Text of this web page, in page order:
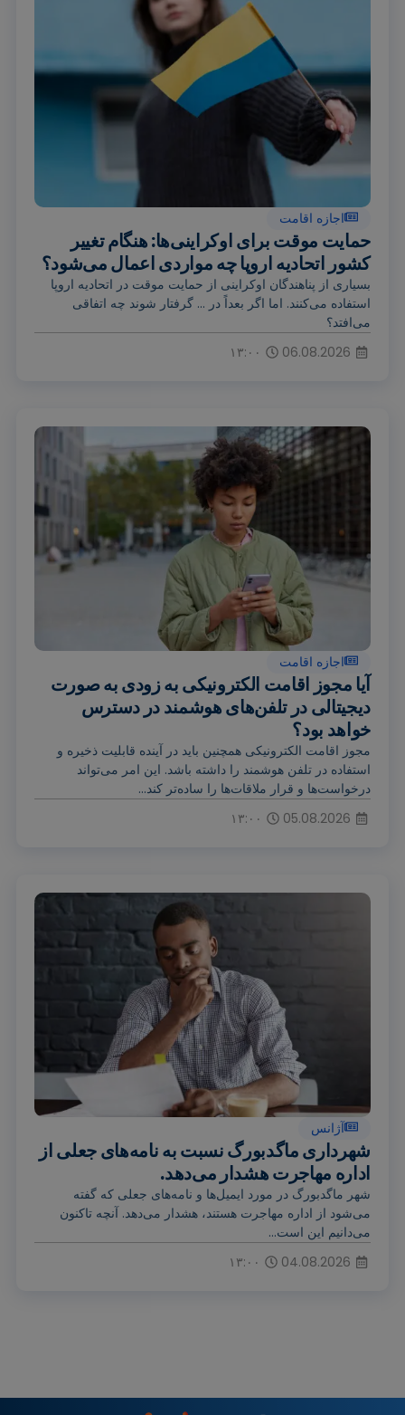
اجازه اقامت
حمایت موقت برای اوکراینی‌ها: هنگام تغییر
کشور اتحادیه اروپا چه مواردی اعمال می‌شود؟
بسیاری از پناهندگان اوکراینی از حمایت موقت در اتحادیه اروپا
استفاده می‌کنند. اما اگر بعداً در ... گرفتار شوند چه اتفاقی
می‌افتد؟
06.08.2026
۱۳:۰۰
اجازه اقامت
آیا مجوز اقامت الکترونیکی به زودی به صورت
دیجیتالی در تلفن‌های هوشمند در دسترس
خواهد بود؟
مجوز اقامت الکترونیکی همچنین باید در آینده قابلیت ذخیره و
استفاده در تلفن هوشمند را داشته باشد. این امر می‌تواند
درخواست‌ها و قرار ملاقات‌ها را ساده‌تر کند...
05.08.2026
۱۳:۰۰
آژانس
شهرداری ماگدبورگ نسبت به نامه‌های جعلی از
اداره مهاجرت هشدار می‌دهد.
شهر ماگدبورگ در مورد ایمیل‌ها و نامه‌های جعلی که گفته
می‌شود از اداره مهاجرت هستند، هشدار می‌دهد. آنچه تاکنون
می‌دانیم این است...
04.08.2026
۱۳:۰۰